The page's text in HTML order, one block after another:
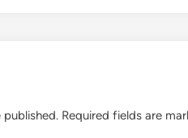
Required fields are